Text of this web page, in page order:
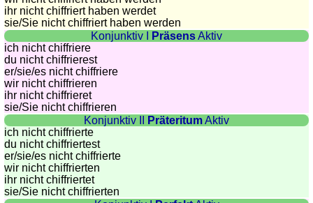
ihr nicht chiffriert haben werdet
sie/Sie nicht chiffriert haben werden
Konjunktiv I
PräsensAktiv
ich nicht chiffriere
du nicht chiffrierest
er/sie/es nicht chiffriere
wir nicht chiffrieren
ihr nicht chiffrieret
sie/Sie nicht chiffrieren
Konjunktiv II
PräteritumAktiv
ich nicht chiffrierte
du nicht chiffriertest
er/sie/es nicht chiffrierte
wir nicht chiffrierten
ihr nicht chiffriertet
sie/Sie nicht chiffrierten